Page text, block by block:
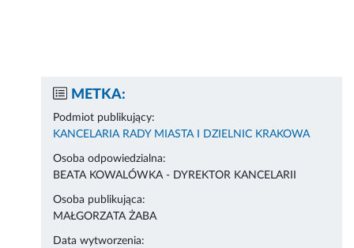
METKA:
Podmiot publikujący:
KANCELARIA RADY MIASTA I DZIELNIC KRAKOWA
Osoba odpowiedzialna:
BEATA KOWALÓWKA - DYREKTOR KANCELARII
Osoba publikująca:
MAŁGORZATA ŻABA
Data wytworzenia: